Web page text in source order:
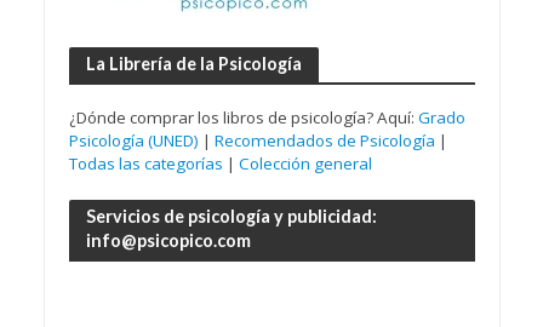
La Librería de la Psicología
¿Dónde comprar los libros de psicología? Aquí: Grado
Psicología (UNED) | Recomendados de Psicología |
Todas las categorías | Colección general
Servicios de psicología y publicidad:
info@psicopico.com